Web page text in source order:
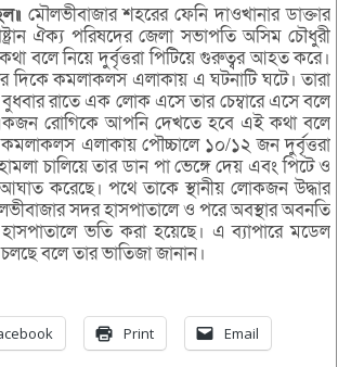
মৌলভীবাজার শহরের ফেনি দাওখানার ডাক্তার
ঐক্য পরিষদের জেলা সভাপতি অসিম চৌধুরী
বলে নিয়ে দুর্বৃত্তরা পিটিয়ে গুরুত্বর আহত করে।
দিকে কমলাকলস এলাকায় এ ঘটনাটি ঘটে। তারা
বুধবার রাতে এক লোক এসে তার চেম্বারে এসে বলে
রোগিকে আপনি দেখতে হবে এই কথা বলে
এলাকায় পৌচ্চালে ১০/১২ জন দুর্বৃত্তরা
চালিয়ে তার ডান পা ভেঙ্গে দেয় এবং পিটে ও
আঘাত করেছে। পথে তাকে স্থানীয় লোকজন উদ্ধার
সদর হাসপাতালে ও পরে অবস্থার অবনতি
ভতি করা হয়েছে। এ ব্যাপারে মডেল
চলছে বলে তার ভাতিজা জানান।
Print Email